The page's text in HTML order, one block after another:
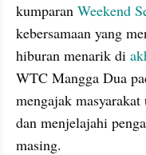
kumparan Weekend
kebersamaan yang
hiburan menarik di
WTC Mangga Dua
mengajak
dan menjelajahi
masing.